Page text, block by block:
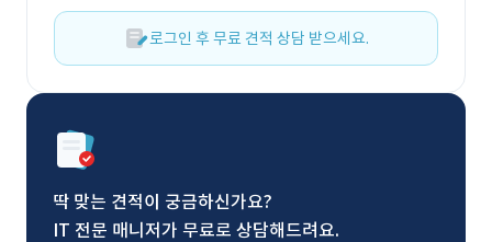
로그인 후 무료 견적 상담 받으세요.
딱 맞는 견적이 궁금하신가요?
IT 전문 매니저가 무료로 상담해드려요.